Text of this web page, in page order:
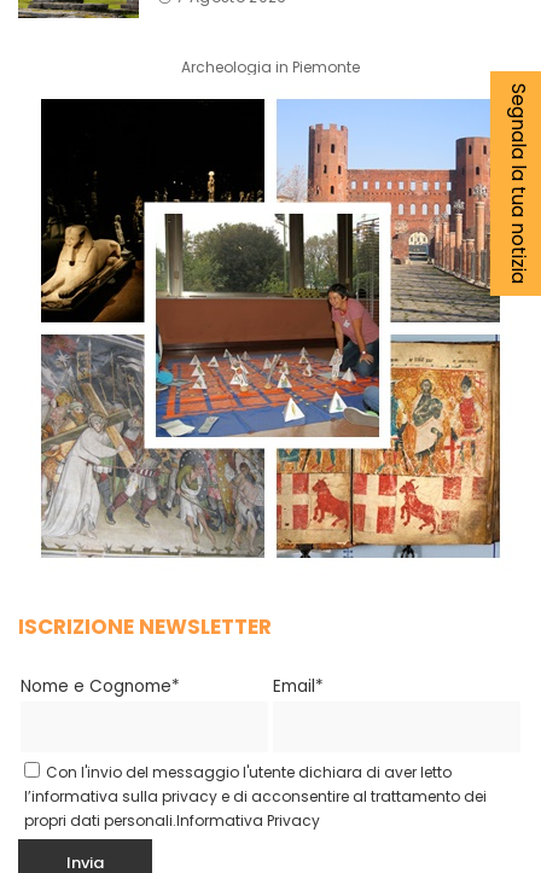
Archeologia in Piemonte
ISCRIZIONE NEWSLETTER
Nome e Cognome* Email*
Con l'invio del messaggio l'utente dichiara di aver letto
l’informativa sulla privacy e di acconsentire al trattamento dei
propri dati personali.Informativa Privacy
Segnala la tua notizia